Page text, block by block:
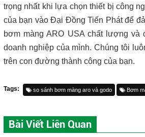
trọng nhất khi lựa chọn thiết bị công
của bạn vào Đại Đồng Tiến Phát để
bơm màng ARO USA chất lượng và
doanh nghiệp của mình. Chúng tôi
trên con đường thành công của bạn.
Tags: so sánh bơm màng aro và godo Bơm
Bài Viết Liên Quan